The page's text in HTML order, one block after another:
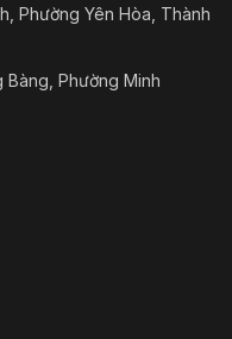
Phường Yên Hòa, Thành
Phường Minh